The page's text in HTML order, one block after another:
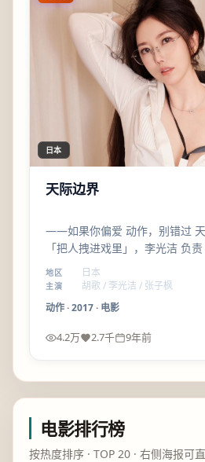
日本
天际边界
——如果你偏爱 动作，别错过
「把人拽进戏里」，李光洁 负
号」；配乐与剪辑的咬合度很高。
地区 日本
主演
胡歌 / 李光洁 / 张子枫
动作·2017· 电影
4.2万 2.7千 9年前
电影排行榜
按热度排序 · TOP 20 · 右侧海报可